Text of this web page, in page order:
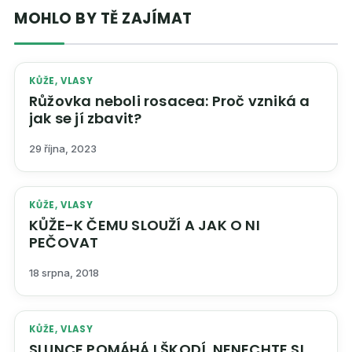
MOHLO BY TĚ ZAJÍMAT
KŮŽE, VLASY
Růžovka neboli rosacea: Proč vzniká a
jak se jí zbavit?
29 října, 2023
KŮŽE, VLASY
KŮŽE-K ČEMU SLOUŽÍ A JAK O NI
PEČOVAT
18 srpna, 2018
KŮŽE, VLASY